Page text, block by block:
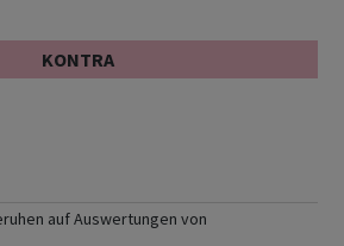
KONTRA
auf Auswertungen von